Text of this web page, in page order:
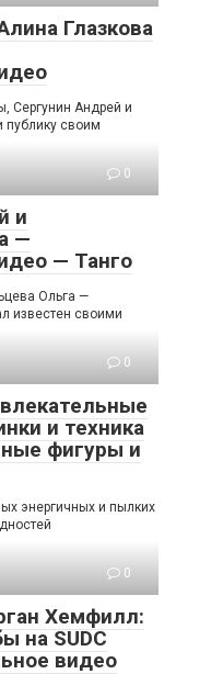
Глазкова
Сергунин Андрей и
публику своим
0
и
—
— Танго
Ольга —
известен своими
0
и техника
фигуры и
энергичных и пылких
0
Хемфилл:
на SUDC
видео